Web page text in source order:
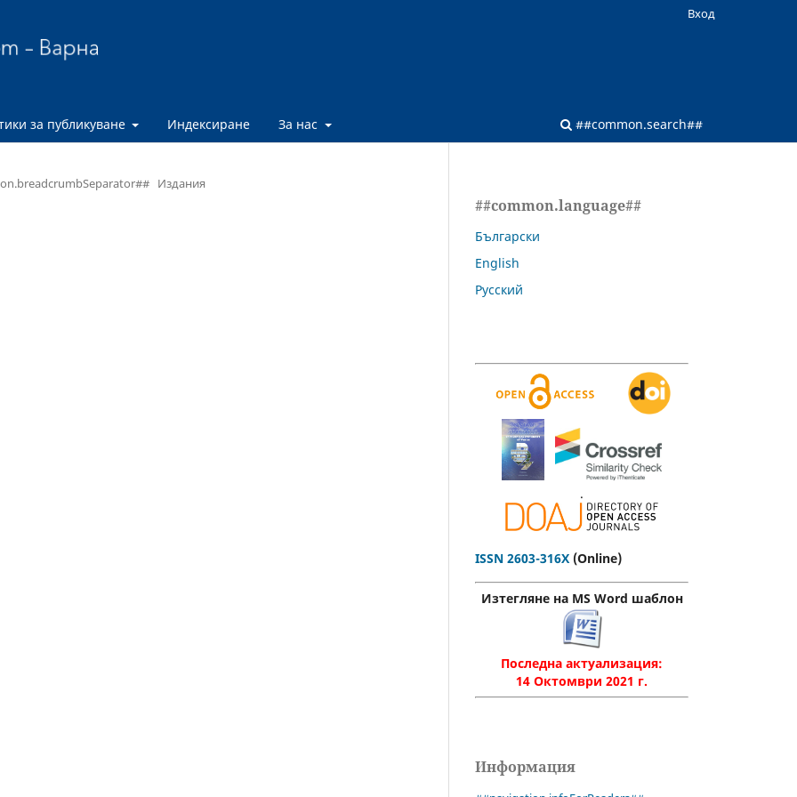
за публикуване Индексиране За нас ##common.search##
Вход
Издания
##common.language##
Български
English
Русский
.
ISSN 2603-316X (Online)
Изтегляне на MS Word шаблон
Последна актуализация:
14 Октомври 2021 г.
Информация